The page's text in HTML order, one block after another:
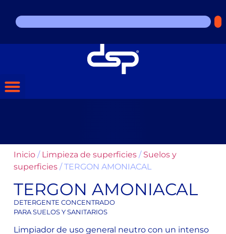
Inicio/ Limpieza de superficies/ Suelos y
superficies/ TERGON AMONIACAL
TERGON AMONIACAL
DETERGENTE CONCENTRADO
PARA SUELOS Y SANITARIOS
Limpiador de uso general neutro con un intenso